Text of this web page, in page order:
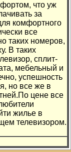
что уж
за
комфортного
все
таких номеров,
В таких
сплит-
мебельный и
успешность
но все же в
цене все
жилье в
телевизором.